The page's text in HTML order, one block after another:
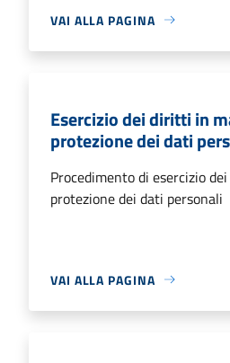
VAI ALLA PAGINA
Esercizio dei diritti in
protezione dei dati
Procedimento di esercizio
protezione dei dati personali
VAI ALLA PAGINA